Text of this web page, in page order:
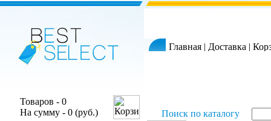
Главная | Доставка |
Товаров - 0
На сумму - 0 (руб.)
Поиск по каталогу